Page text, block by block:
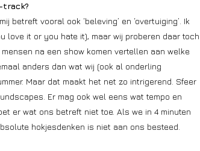
track?
vooral ook ‘beleving’ en ‘overtuiging’. Ik
it or you hate it), maar wij proberen daar toch
na een show komen vertellen aan welke
anders dan wat wij (ook al onderling
Maar dat maakt het net zo intrigerend. Sfeer
Er mag ook wel eens wat tempo en
er wat ons betreft niet toe. Als we in 4 minuten
hokjesdenken is niet aan ons besteed.